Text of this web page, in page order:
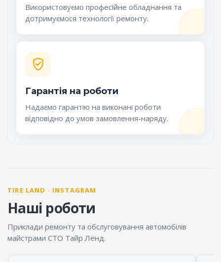
Використовуємо професійне обладнання та
дотримуємося технології ремонту.
Гарантія на роботи
Надаємо гарантію на виконані роботи
відповідно до умов замовлення-наряду.
TIRE LAND · INSTAGRAM
Наші роботи
Приклади ремонту та обслуговування автомобілів
майстрами СТО Тайр Ленд.